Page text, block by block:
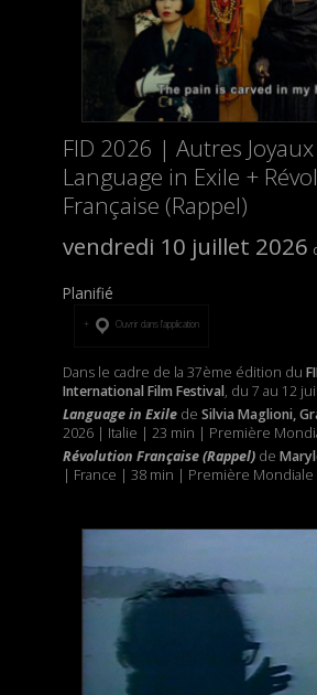
FID 2026 | Autres
Language in Exile +
Française (Rappel)
vendredi 10 juillet 2026
Planifié
Ouvrir dans l’application
Dans le cadre de la 37ème édition du
International Film Festival, du 7 au 12
Language in Exilede Silvia Maglioni,
2026 | Italie | 23 min | Première
Révolution Française (Rappel) de
| France | 38 min | Première Mondiale